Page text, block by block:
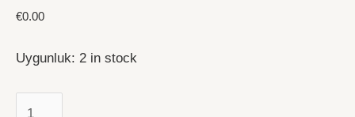
€0.00
Uygunluk: 2 in stock
Tesbih
1)